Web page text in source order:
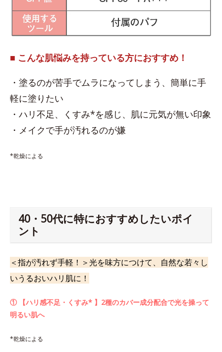
■ こんな肌悩みを持っている方におすすめ！
・塗るのが苦手でムラになってしまう、簡単に手
軽に塗りたい
・ハリ不足、くすみ*を感じ、肌に元気が無い印象
・メイクで手が汚れるのが嫌
*乾燥による
40・50代に特におすすめしたいポイ
ント
＜指が汚れず手軽！＞光を味方につけて、自然な若々し
いうるおいハリ肌に！
① 【ハリ感不足・くすみ* 】2種のカバー成分配合で光を操って
明るい肌へ
*乾燥による